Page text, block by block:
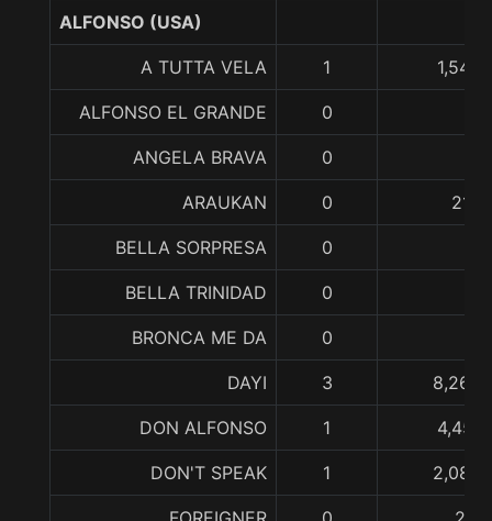
ALFONSO (USA)
A TUTTA VELA 1
ALFONSO EL GRANDE 0
ANGELA BRAVA 0
ARAUKAN 0
BELLA SORPRESA 0
BELLA TRINIDAD 0
BRONCA ME DA 0
DAYI 3
DON ALFONSO 1
DON'T SPEAK 1